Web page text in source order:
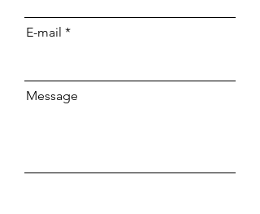
E-mail
Message